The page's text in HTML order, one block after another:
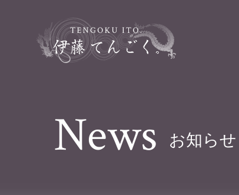
News お知らせ